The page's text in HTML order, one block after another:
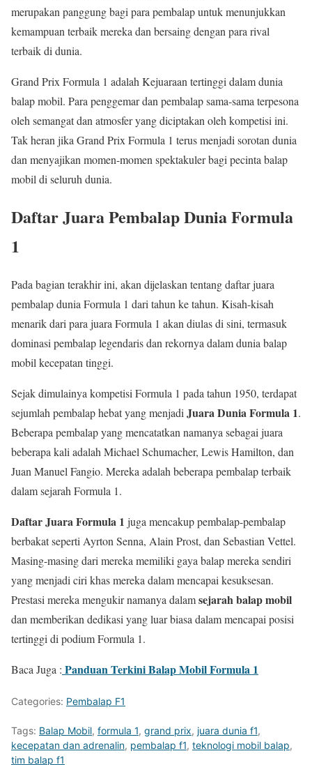
merupakan panggung bagi para pembalap untuk menunjukkan
kemampuan terbaik mereka dan bersaing dengan para rival
terbaik di dunia.
Grand Prix Formula 1 adalah Kejuaraan tertinggi dalam dunia
balap mobil. Para penggemar dan pembalap sama-sama terpesona
oleh semangat dan atmosfer yang diciptakan oleh kompetisi ini.
Tak heran jika Grand Prix Formula 1 terus menjadi sorotan dunia
dan menyajikan momen-momen spektakuler bagi pecinta balap
mobil di seluruh dunia.
Daftar Juara Pembalap Dunia Formula
1
Pada bagian terakhir ini, akan dijelaskan tentang daftar juara
pembalap dunia Formula 1 dari tahun ke tahun. Kisah-kisah
menarik dari para juara Formula 1 akan diulas di sini, termasuk
dominasi pembalap legendaris dan rekornya dalam dunia balap
mobil kecepatan tinggi.
Sejak dimulainya kompetisi Formula 1 pada tahun 1950, terdapat
sejumlah pembalap hebat yang menjadiJuara Dunia Formula 1.
Beberapa pembalap yang mencatatkan namanya sebagai juara
beberapa kali adalah Michael Schumacher, Lewis Hamilton, dan
Juan Manuel Fangio. Mereka adalah beberapa pembalap terbaik
dalam sejarah Formula 1.
Daftar Juara Formula 1 juga mencakup pembalap-pembalap
berbakat seperti Ayrton Senna, Alain Prost, dan Sebastian Vettel.
Masing-masing dari mereka memiliki gaya balap mereka sendiri
yang menjadi ciri khas mereka dalam mencapai kesuksesan.
Prestasi mereka mengukir namanya dalamsejarah balap mobil
dan memberikan dedikasi yang luar biasa dalam mencapai posisi
tertinggi di podium Formula 1.
Baca Juga : Panduan Terkini Balap Mobil Formula 1
Categories: Pembalap F1
Tags: Balap Mobil, formula 1, grand prix, juara dunia f1,
kecepatan dan adrenalin, pembalap f1, teknologi mobil balap,
tim balap f1